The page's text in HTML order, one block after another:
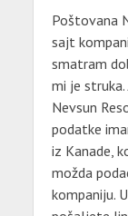
Poštovana
sajt
smatram
mi je
Nevsun
podatke
iz Kanade,
možda
kompaniju.